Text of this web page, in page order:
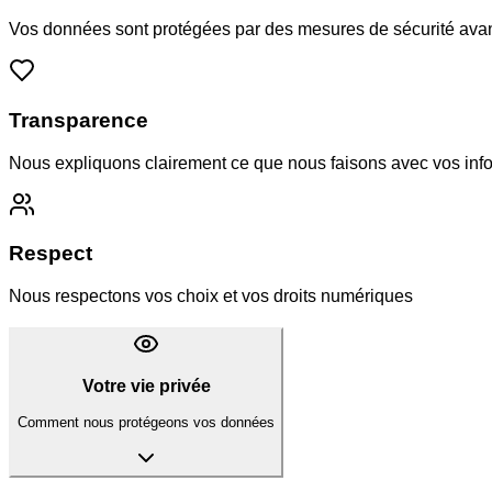
Vos données sont protégées par des mesures de sécurité
Transparence
Nous expliquons clairement ce que nous faisons avec vos
Respect
Nous respectons vos choix et vos droits numériques
Votre vie privée
Comment nous protégeons vos données